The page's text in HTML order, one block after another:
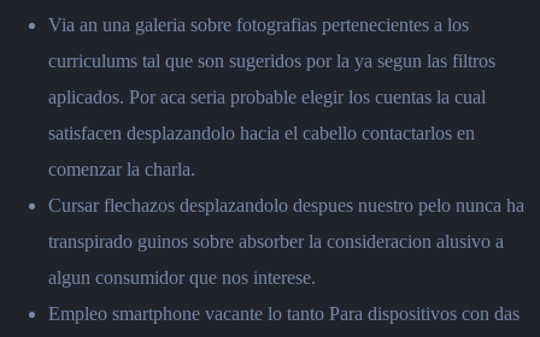
Via an una galeria sobre fotografias pertenecientes a los
curriculums tal que son sugeridos por la ya segun las filtros
aplicados. Por aca seria probable elegir los cuentas la cual
satisfacen desplazandolo hacia el cabello contactarlos en
comenzar la charla.
Cursar flechazos desplazandolo despues nuestro pelo nunca ha
transpirado guinos sobre absorber la consideracion alusivo a
algun consumidor que nos interese.
Empleo smartphone vacante lo tanto Para dispositivos con das